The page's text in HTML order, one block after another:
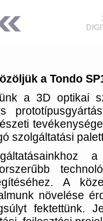
a Tondo
a 3D optikai
szolgáltatási
A
növelése
fektettünk.